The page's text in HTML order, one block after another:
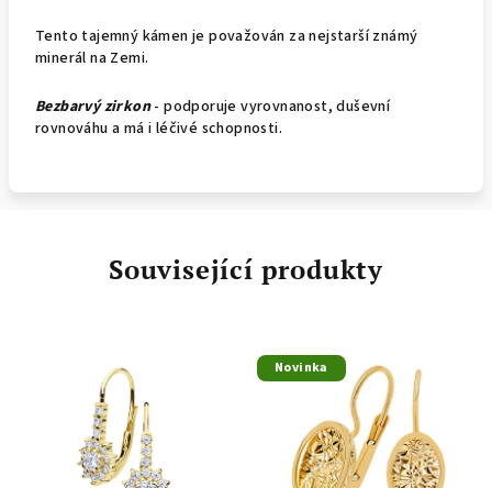
Tento tajemný kámen je považován za nejstarší známý
minerál na Zemi.
Bezbarvý zirkon- podporuje vyrovnanost, duševní
rovnováhu a má i léčivé schopnosti.
Související produkty
Novinka